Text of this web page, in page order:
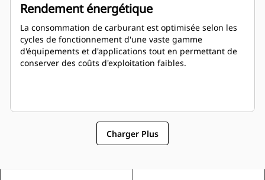
Rendement énergétique
La consommation de carburant est optimisée selon les
cycles de fonctionnement d'une vaste gamme
d'équipements et d'applications tout en permettant de
conserver des coûts d'exploitation faibles.
Charger Plus